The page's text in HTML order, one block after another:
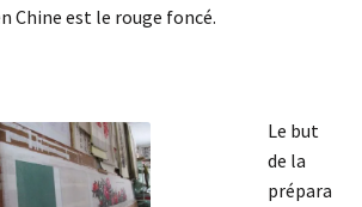
Chine est le rouge foncé.
Le but
de la
prépara